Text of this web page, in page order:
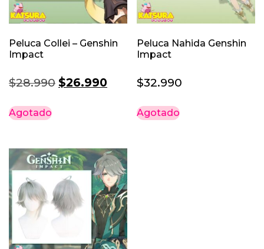
Peluca Collei – Genshin
Impact
$28.990 El
$28.990.
$26.990
actual
$26.990.
Agotado
Peluca Nahida Genshin
Impact
$32.990
Agotado